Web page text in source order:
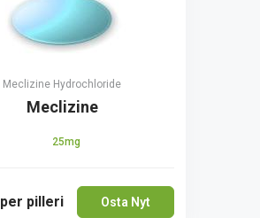
Meclizine Hydrochloride
Meclizine
25mg
per pilleri Osta Nyt